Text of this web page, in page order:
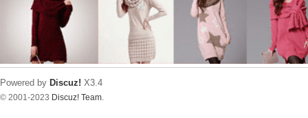
Powered by Discuz! X3.4
© 2001-2023 Discuz! Team.